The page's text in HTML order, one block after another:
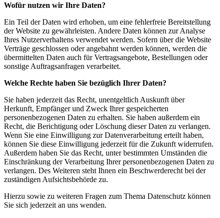
Wofür nutzen wir Ihre Daten?
Ein Teil der Daten wird erhoben, um eine fehlerfreie Bereitstellung
der Website zu gewährleisten. Andere Daten können zur Analyse
Ihres Nutzerverhaltens verwendet werden. Sofern über die Website
Verträge geschlossen oder angebahnt werden können, werden die
übermittelten Daten auch für Vertragsangebote, Bestellungen oder
sonstige Auftragsanfragen verarbeitet.
Welche Rechte haben Sie bezüglich Ihrer Daten?
Sie haben jederzeit das Recht, unentgeltlich Auskunft über
Herkunft, Empfänger und Zweck Ihrer gespeicherten
personenbezogenen Daten zu erhalten. Sie haben außerdem ein
Recht, die Berichtigung oder Löschung dieser Daten zu verlangen.
Wenn Sie eine Einwilligung zur Datenverarbeitung erteilt haben,
können Sie diese Einwilligung jederzeit für die Zukunft widerrufen.
Außerdem haben Sie das Recht, unter bestimmten Umständen die
Einschränkung der Verarbeitung Ihrer personenbezogenen Daten zu
verlangen. Des Weiteren steht Ihnen ein Beschwerderecht bei der
zuständigen Aufsichtsbehörde zu.
Hierzu sowie zu weiteren Fragen zum Thema Datenschutz können
Sie sich jederzeit an uns wenden.